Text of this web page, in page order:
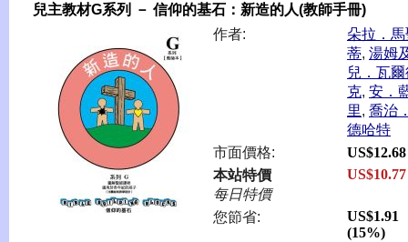
兒主教材G系列 － 信仰的基石：新造的人(教師手冊)
作者:
朵拉．馬
蒂, 湯姆
兒．瓦
克, 安．
里, 喬治
德哈特
市面價格:
US$12.68
本站特價
每日特價
US$10.77
您節省:
US$1.91
(15%)